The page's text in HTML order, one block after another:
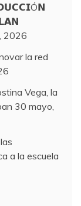
2026
la red
Vega, la
30 mayo,
a la escuela